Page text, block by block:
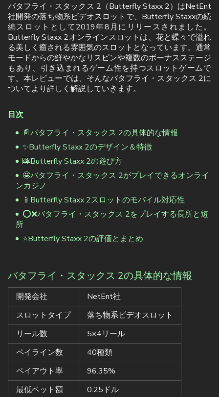
バタフライ・スタックス 2（Butterfly Staxx 2）はNetEnt
社開発の落ち物系ビデオスロットで、Butterfly Staxxの続
編スロットとして2019年8月にリリースされました。
Butterfly Staxx 2オンラインスロットは、花と蝶々で溢れ
る美しく癒される雰囲気のスロットとなっています。通常
モードからの鮮やかなリスピンや複数のボーナスステージ
もあり、引き込まれるゲーム性を持つスロットゲームで
す。本レビューでは、そんなバタフライ・スタックス 2に
ついてより詳しく解説していきます。
目次
📄バタフライ・スタックス 2の具体的な情報
✨Butterfly Staxx 2のデザイン＆特徴
🎰Butterfly Staxx 2の遊び方
🤩バタフライ・スタックス 2がプレイできるオンライ
ンカジノ
📱Butterfly Staxx 2スロットのモバイル対応性
⭕❌バタフライ・スタックス 2をプレイする長所と短
所
⭐Butterfly Staxx 2の評価とまとめ
バタフライ・スタックス 2の具体的な情報
開発会社
NetEnt社
スロットタイプ
落ち物系ビデオスロット
リール数
5×4リール
ペイライン数
40種類
ペイアウト率
96.35%
最低ベット額
0.25ドル